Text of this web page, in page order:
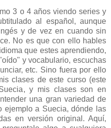
3 o 4 años viendo series y
al español, aunque
y de vez en cuando sin
No es que con ello hables
que estes aprendiendo,
y vocabulario, escuchas
etc. Sino fuera por ello
clases de este curso (este
y mis clases son en
una gran variedad de
ejemplo a Suecia, dónde las
en versión original. Aquí,